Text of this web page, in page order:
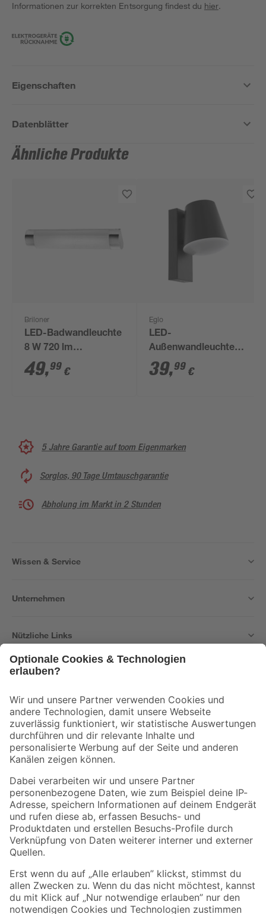
Informationen zur korrekten Entsorgung findest du hier.
Eigenschaften
Datenblätter
Ähnliche Produkte
Briloner
LED-Badwandleuchte
8 W 720 lm
neutralweiß 8,7 x 5,2 x
375 cm
49,99 €
Eglo
LED-
Außenwandleuchte
'Mouna' IP 44 22 x
26,5 cm
39,99 €
5 Jahre Garantie auf toom Eigenmarken
Sorglos, 90 Tage Umtauschgarantie
Abholung im Markt in 2 Stunden
Wissen & Service
Unternehmen
Nützliche Links
Der toom Newsletter: Keine Angebote und Aktionen mehr verpassen!
Zur Newsletter Anmeldung
Folge uns
Zahlungsarten Versandarten
Sicher einkaufen
Jetzt die toom-App herunterladen